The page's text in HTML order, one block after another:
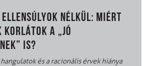
NÉLKÜL: MIÉRT
KORLÁTOK A „JÓ
IS?
és a racionális érvek hiánya